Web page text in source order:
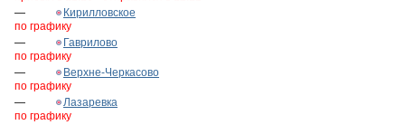
—
Кирилловское
по графику
—
Гаврилово
по графику
—
Верхне-Черкасово
по графику
—
Лазаревка
по графику